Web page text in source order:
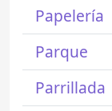
Papelería
Parque
Parrillada